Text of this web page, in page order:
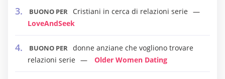
BUONO PER
Cristiani in cerca di relazioni serie
LoveAndSeek
BUONO PER donne anziane che vogliono trovare
relazioni serie
Older Women Dating